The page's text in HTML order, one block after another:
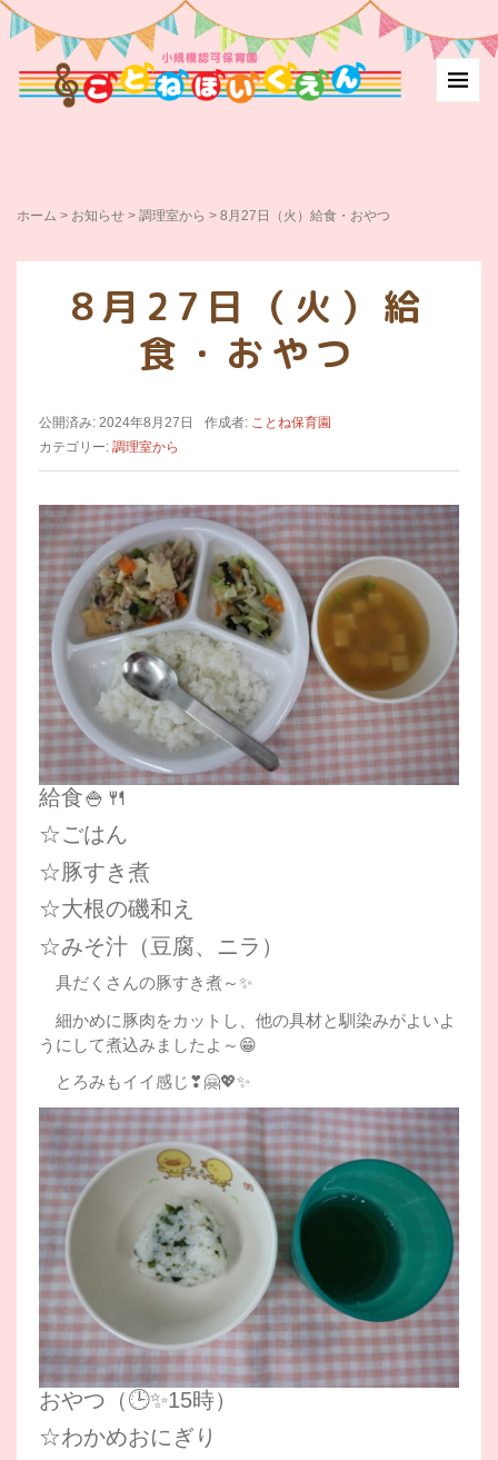
ホーム > お知らせ > 調理室から > 8月27日（火）給食・おやつ
8月27日（火）給
食・おやつ
公開済み: 2024年8月27日 作成者: ことね保育園
カテゴリー: 調理室から
給食🍚🍴
☆ごはん
☆豚すき煮
☆大根の磯和え
☆みそ汁（豆腐、ニラ）
具だくさんの豚すき煮～✨
細かめに豚肉をカットし、他の具材と馴染みがよいよ
うにして煮込みましたよ～😁
とろみもイイ感じ❣🤗💖✨
おやつ（🕒✨15時）
☆わかめおにぎり